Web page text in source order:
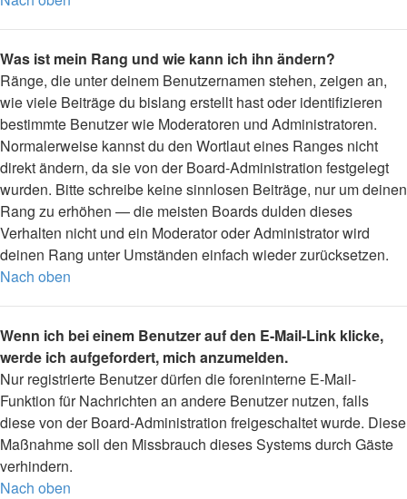
Was ist mein Rang und wie kann ich ihn ändern?
Ränge, die unter deinem Benutzernamen stehen, zeigen an,
wie viele Beiträge du bislang erstellt hast oder identifizieren
bestimmte Benutzer wie Moderatoren und Administratoren.
Normalerweise kannst du den Wortlaut eines Ranges nicht
direkt ändern, da sie von der Board-Administration festgelegt
wurden. Bitte schreibe keine sinnlosen Beiträge, nur um deinen
Rang zu erhöhen — die meisten Boards dulden dieses
Verhalten nicht und ein Moderator oder Administrator wird
deinen Rang unter Umständen einfach wieder zurücksetzen.
Nach oben
Wenn ich bei einem Benutzer auf den E-Mail-Link klicke,
werde ich aufgefordert, mich anzumelden.
Nur registrierte Benutzer dürfen die foreninterne E-Mail-
Funktion für Nachrichten an andere Benutzer nutzen, falls
diese von der Board-Administration freigeschaltet wurde. Diese
Maßnahme soll den Missbrauch dieses Systems durch Gäste
verhindern.
Nach oben